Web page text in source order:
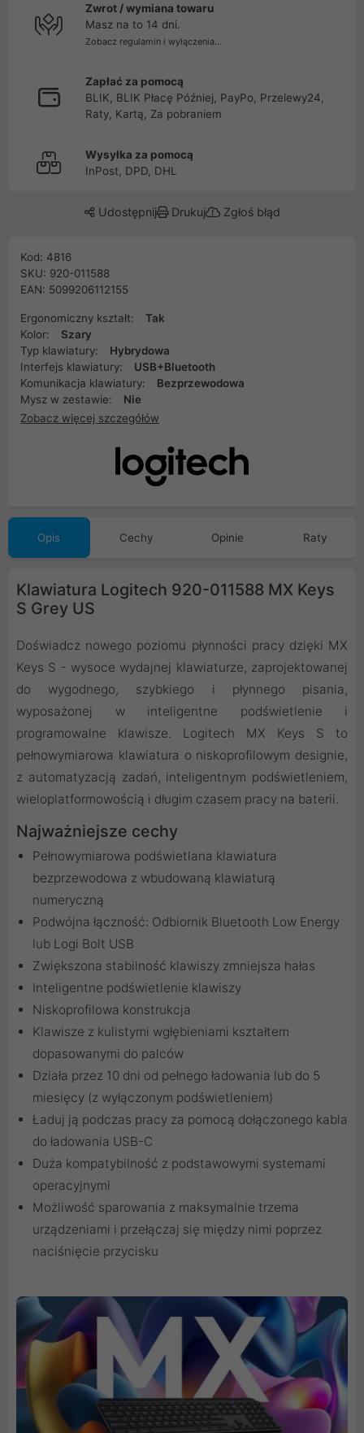
Zwrot / wymiana towaru
Masz na to 14 dni.
Zobacz regulamin i wyłączenia...
Zapłać za pomocą
BLIK, BLIK Płacę Później, PayPo, Przelewy24,
Raty, Kartą, Za pobraniem
Wysyłka za pomocą
InPost, DPD, DHL
Udostępnij Drukuj Zgłoś błąd
Kod: 4816
SKU: 920-011588
EAN: 5099206112155
Ergonomiczny kształt:
Tak
Kolor:
Szary
Typ klawiatury:
Hybrydowa
Interfejs klawiatury:
USB+Bluetooth
Komunikacja klawiatury:
Bezprzewodowa
Mysz w zestawie:
Nie
Zobacz więcej szczegółów
Opis Cechy Opinie Raty
Klawiatura Logitech 920-011588 MX Keys
S Grey US
Doświadcz nowego poziomu płynności pracy dzięki MX
Keys S - wysoce wydajnej klawiaturze, zaprojektowanej
do wygodnego, szybkiego i płynnego pisania,
wyposażonej w inteligentne podświetlenie i
programowalne klawisze. Logitech MX Keys S to
pełnowymiarowa klawiatura o niskoprofilowym designie,
z automatyzacją zadań, inteligentnym podświetleniem,
wieloplatformowością i długim czasem pracy na baterii.
Najważniejsze cechy
Pełnowymiarowa podświetlana klawiatura
bezprzewodowa z wbudowaną klawiaturą
numeryczną
Podwójna łączność: Odbiornik Bluetooth Low Energy
lub Logi Bolt USB
Zwiększona stabilność klawiszy zmniejsza hałas
Inteligentne podświetlenie klawiszy
Niskoprofilowa konstrukcja
Klawisze z kulistymi wgłębieniami kształtem
dopasowanymi do palców
Działa przez 10 dni od pełnego ładowania lub do 5
miesięcy (z wyłączonym podświetleniem)
Ładuj ją podczas pracy za pomocą dołączonego kabla
do ładowania USB-C
Duża kompatybilność z podstawowymi systemami
operacyjnymi
Możliwość sparowania z maksymalnie trzema
urządzeniami i przełączaj się między nimi poprzez
naciśnięcie przycisku